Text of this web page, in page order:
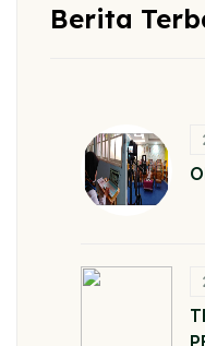
Berita